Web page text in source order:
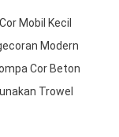
Mobil Kecil
Modern
Cor Beton
Trowel